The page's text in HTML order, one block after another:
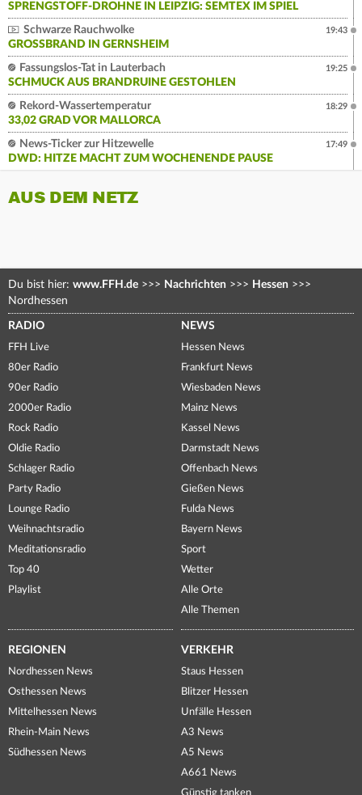
SPRENGSTOFF-DROHNE IN LEIPZIG: SEMTEX IM SPIEL
Schwarze Rauchwolke
GROSSBRAND IN GERNSHEIM
19:43
Fassungslos-Tat in Lauterbach
SCHMUCK AUS BRANDRUINE GESTOHLEN
19:25
Rekord-Wassertemperatur
33,02 GRAD VOR MALLORCA
18:29
News-Ticker zur Hitzewelle
DWD: HITZE MACHT ZUM WOCHENENDE PAUSE
17:49
AUS DEM NETZ
Du bist hier: www.FFH.de >>> Nachrichten >>> Hessen >>>
Nordhessen
RADIO
FFH Live
80er Radio
90er Radio
2000er Radio
Rock Radio
Oldie Radio
Schlager Radio
Party Radio
Lounge Radio
Weihnachtsradio
Meditationsradio
Top 40
Playlist
NEWS
Hessen News
Frankfurt News
Wiesbaden News
Mainz News
Kassel News
Darmstadt News
Offenbach News
Gießen News
Fulda News
Bayern News
Sport
Wetter
Alle Orte
Alle Themen
REGIONEN
Nordhessen News
Osthessen News
Mittelhessen News
Rhein-Main News
Südhessen News
VERKEHR
Staus Hessen
Blitzer Hessen
Unfälle Hessen
A3 News
A5 News
A661 News